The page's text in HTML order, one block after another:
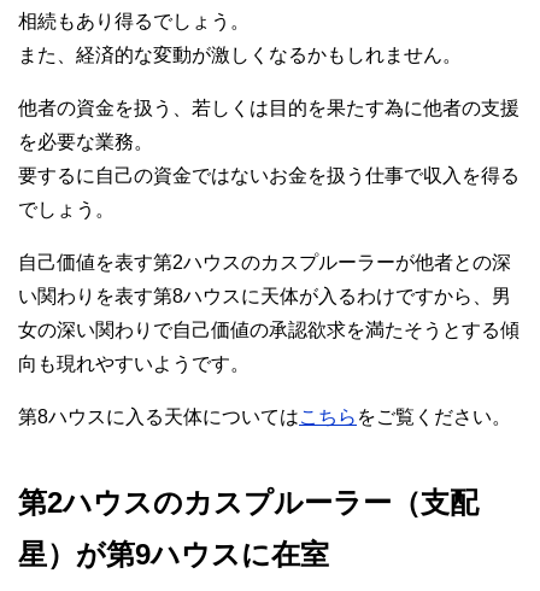
相続もあり得るでしょう。
また、経済的な変動が激しくなるかもしれません。
他者の資金を扱う、若しくは目的を果たす為に他者の支援
を必要な業務。
要するに自己の資金ではないお金を扱う仕事で収入を得る
でしょう。
自己価値を表す第2ハウスのカスプルーラーが他者との深
い関わりを表す第8ハウスに天体が入るわけですから、男
女の深い関わりで自己価値の承認欲求を満たそうとする傾
向も現れやすいようです。
第8ハウスに入る天体についてはこちら をご覧ください。
第2ハウスのカスプルーラー（支配
星）が第9ハウスに在室